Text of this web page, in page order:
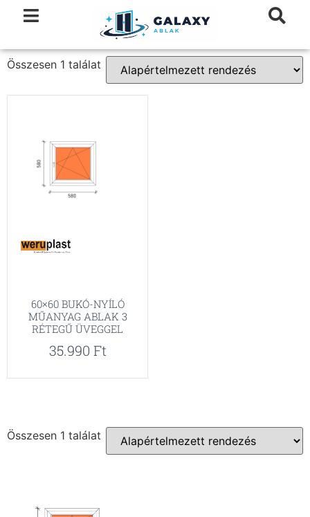
Összesen 1 találat
60×60 BUKÓ-NYÍLÓ
MŰANYAG ABLAK 3
RÉTEGŰ ÜVEGGEL
35.990 Ft
Összesen 1 találat